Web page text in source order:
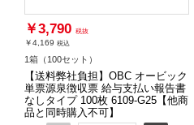
￥3,790 税抜
￥4,169 税込
1箱（100セット）
【送料弊社負担】OBC オービック
単票源泉徴収票 給与支払い報告書
なしタイプ 100枚 6109-G25【他商
品と同時購入不可】